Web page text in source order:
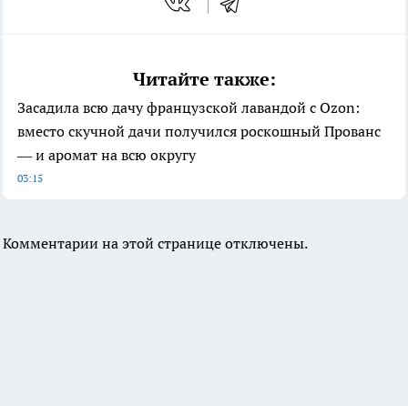
Читайте также:
Засадила всю дачу французской лавандой с Ozon:
вместо скучной дачи получился роскошный Прованс
— и аромат на всю округу
03:15
Комментарии на этой странице отключены.